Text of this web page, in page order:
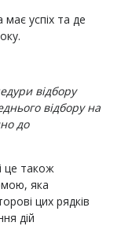
успіх та де
відбору
відбору на
до
це також
яка
цих рядків
дій